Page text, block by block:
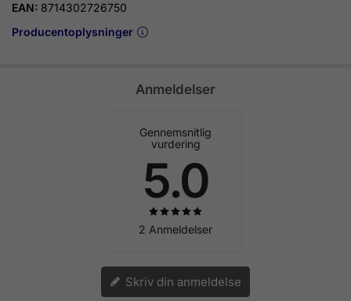
EAN: 8714302726750
Producentoplysninger
Anmeldelser
Gennemsnitlig
vurdering
5.0
2 Anmeldelser
Skriv din anmeldelse